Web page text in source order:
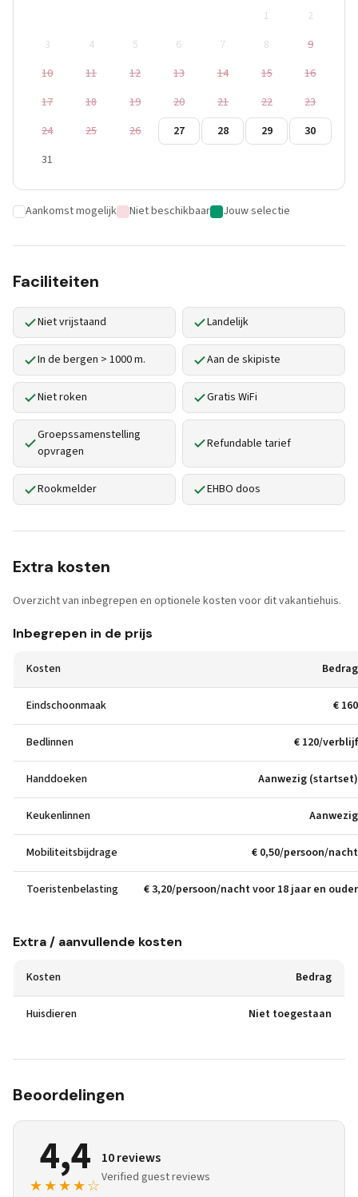
1
2
3
4 5 6 7 8
9
10
11 12 13 14 15
16
17
18 19 20 21 22
23
24
25 26 27 28 29
30
31
Aankomst mogelijk Niet beschikbaar Jouw selectie
Faciliteiten
Niet vrijstaand Landelijk
In de bergen > 1000 m. Aan de skipiste
Niet roken Gratis WiFi
Groepssamenstelling
opvragen
Refundable tarief
Rookmelder EHBO doos
Extra kosten
Overzicht van inbegrepen en optionele kosten voor dit vakantiehuis.
Inbegrepen in de prijs
Kosten Bedrag
Eindschoonmaak € 160
Bedlinnen € 120/verblijf
Handdoeken Aanwezig (startset)
Keukenlinnen Aanwezig
Mobiliteitsbijdrage € 0,50/persoon/nacht
Toeristenbelasting € 3,20/persoon/nacht voor 18 jaar en ouder
Extra / aanvullende kosten
Kosten Bedrag
Huisdieren Niet toegestaan
Beoordelingen
4,4
★★★★☆
10 reviews
Verified guest reviews